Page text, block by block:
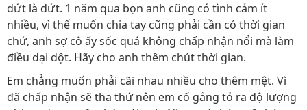
dứt là dứt. 1 năm qua bọn anh cũng có tình cảm ít
nhiều, vì thế muốn chia tay cũng phải cần có thời gian
chứ, anh sợ cô ấy sốc quá không chấp nhận nổi mà làm
điều dại dột. Hãy cho anh thêm chút thời gian.
Em chẳng muốn phải cãi nhau nhiều cho thêm mệt. Vì
đã chấp nhận sẽ tha thứ nên em cố gắng tỏ ra độ lượng